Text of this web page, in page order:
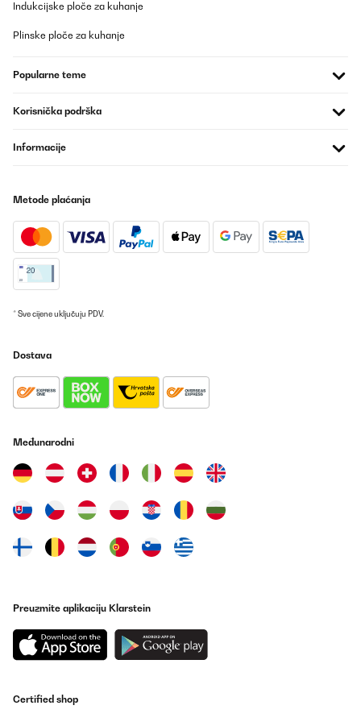
Artikel wie beschrieben alles prima.Schnelle Lieferung.Nur leider
man den Artikel verschenken möchte.
Sehr robust und selbsterklärend. Kind hat es sofort verstanden
damit um zu gehen Qualität ist top. Richtig verschlossen ist Sie
absolut dicht. Ich kann die Trinkflasche empfehlen! Die Leicht
Handhabung und sehr gute Qualität haben überzeugt.
Amazon-Benutzer
Wir verwenden die Schmatzfatz-Trinkflasche seit einigen Tagen
für unsere 7-jährige Tochter, sowohl zuhause als auch in der
Schule. Die Flasche liegt gut in kleinen Kinderhänden, lässt sich
gut zurecht.Besonders positiv ist die dichte Verschlusskappe:
Bisher ist kein Saft oder Wasser ausgelaufen, auch wenn die
Flasche einmal in der Tasche verrutscht. Die Reinigung ist
ebenfalls unkompliziert – alle Teile lassen sich schnell
reinigen.Das Material wirkt robust und langlebig. Auch wenn die
Flasche mal herunterfällt, gibt es bisher keine Beschädigungen.
zu benutzen.Ein kleiner Hinweis: Sehr dickflüssige Getränke wie
Smoothies lassen sich etwas schwerer trinken, ansonsten gibt es
zuhause. Für Familien, die eine zuverlässige Kindertrinkflasche
suchen, klare Empfehlung.
Amazon-Benutzer
Indukcijske ploče za kuhanje
Plinske ploče za kuhanje
Popularne teme
Korisnička podrška
Informacije
Metode plaćanja
* Sve cijene uključuju PDV.
Dostava
Međunarodni
Preuzmite aplikaciju Klarstein
Certified shop